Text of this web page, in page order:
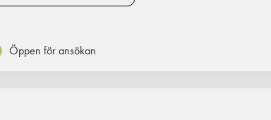
Öppen för ansökan